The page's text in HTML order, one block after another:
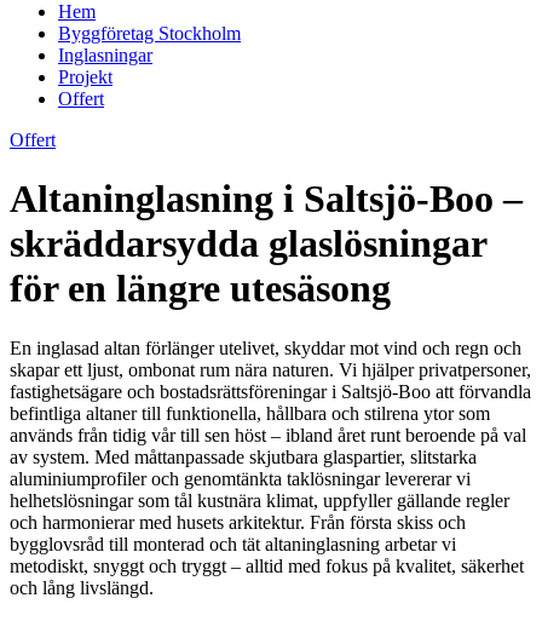
Hem
Byggföretag Stockholm
Inglasningar
Projekt
Offert
Offert
Altaninglasning i Saltsjö-Boo –
skräddarsydda glaslösningar
för en längre utesäsong
En inglasad altan förlänger utelivet, skyddar mot vind och regn och
skapar ett ljust, ombonat rum nära naturen. Vi hjälper privatpersoner,
fastighetsägare och bostadsrättsföreningar i Saltsjö-Boo att förvandla
befintliga altaner till funktionella, hållbara och stilrena ytor som
används från tidig vår till sen höst – ibland året runt beroende på val
av system. Med måttanpassade skjutbara glaspartier, slitstarka
aluminiumprofiler och genomtänkta taklösningar levererar vi
helhetslösningar som tål kustnära klimat, uppfyller gällande regler
och harmonierar med husets arkitektur. Från första skiss och
bygglovsråd till monterad och tät altaninglasning arbetar vi
metodiskt, snyggt och tryggt – alltid med fokus på kvalitet, säkerhet
och lång livslängd.